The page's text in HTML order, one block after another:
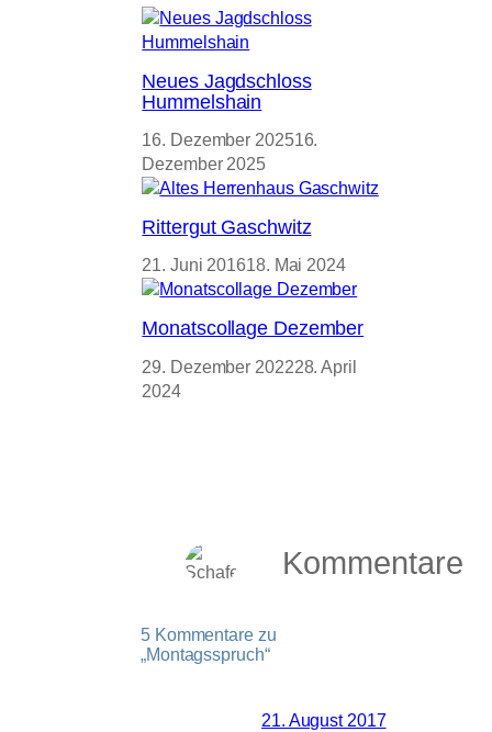
Neues Jagdschloss
Hummelshain
16. Dezember 202516.
Dezember 2025
Rittergut Gaschwitz
21. Juni 201618. Mai 2024
Monatscollage Dezember
29. Dezember 202228. April
2024
Kommentare
5 Kommentare zu
„Montagsspruch“
21. August 2017